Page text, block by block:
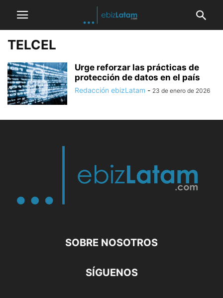
TELCEL
Urge reforzar las prácticas de
protección de datos en el país
Redacción ebizLatam - 23 de enero de 2026
SOBRE NOSOTROS
SÍGUENOS